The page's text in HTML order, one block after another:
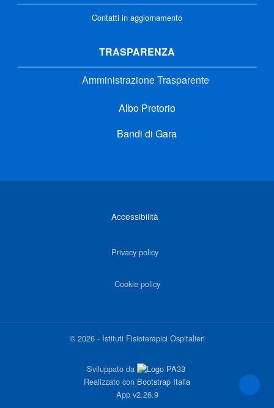
Contatti in aggiornamento
TRASPARENZA
Amministrazione Trasparente
Albo Pretorio
Bandi di Gara
Accessibilità
Privacy policy
Cookie policy
©2026- Istituti Fisioterapici Ospitalieri
Sviluppato da
Realizzato con Bootstrap Italia
App v2.26.9